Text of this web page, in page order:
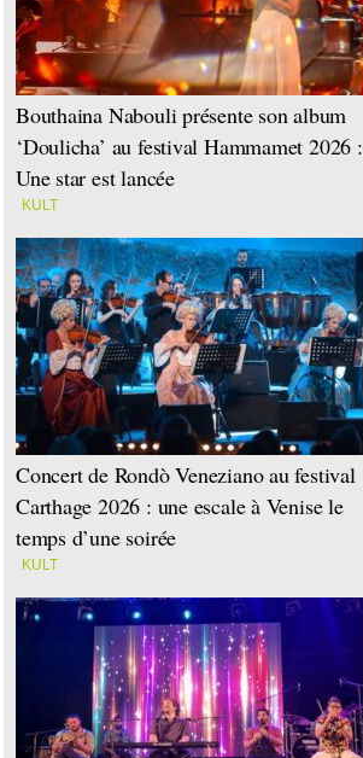
Bouthaina Nabouli présente son album
‘Doulicha’ au festival Hammamet 2026 :
Une star est lancée
KULT
Concert de Rondò Veneziano au festival
Carthage 2026 : une escale à Venise le
temps d’une soirée
KULT